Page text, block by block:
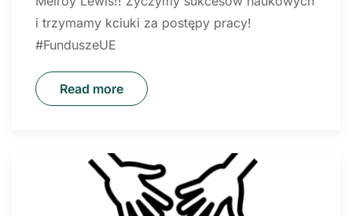
i trzymamy kciuki za postępy pracy!
#FunduszeUE
Read more